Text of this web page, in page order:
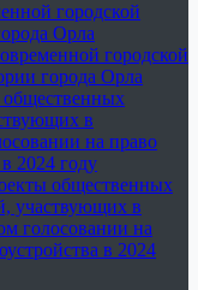
городской
Орла
городской
города Орла
в
на право
2024 году
общественных
участвующих в
голосовании на
в 2024